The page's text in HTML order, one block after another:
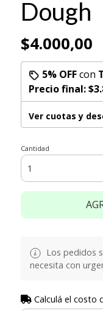
Dough
$4.000,00
5% OFFcon
Precio final:
Ver cuotas y
Cantidad
Los pedidos
necesita con
Calculá el costo